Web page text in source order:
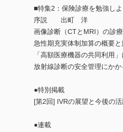
■特集2：保険診療を勉強
序説 出町 洋
画像診断（CTとMRI）の
急性期充実体制加算の概要
「高額医療機器の共同利
放射線診断の安全管理に
●特別掲載
[第2回] IVRの展望と今後の
●連載